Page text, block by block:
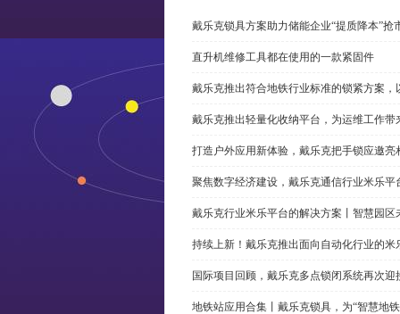
戴乐克锁具方案助力储能企业“提质降本”抢
直升机维修工具都在使用的一款紧固件
戴乐克推出符合地铁行业标准的锁紧方案
戴乐克推出轻量化收纳平台，为运维工作带
打造户外应用新体验，戴乐克把手锁应邀亮
聚焦数字经济建设，戴乐克通信行业米乐
戴乐克行业米乐平台的解决方案丨智慧园
持续上新！戴乐克推出面向自动化行业的米
国际项目回顾，戴乐克多点锁闭系统再次迎
地铁站应用合集丨戴乐克锁具，为“智慧地